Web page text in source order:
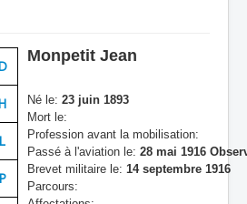
L
P
Monpetit Jean
Né le: 23 juin 1893
Mort le:
Profession avant la mobilisation:
Passé à l'aviation le: 28 mai 1916
Brevet militaire le: 14 septembre 1916
Parcours: